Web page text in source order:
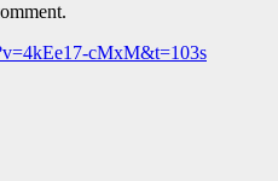
cMxM&t=103s